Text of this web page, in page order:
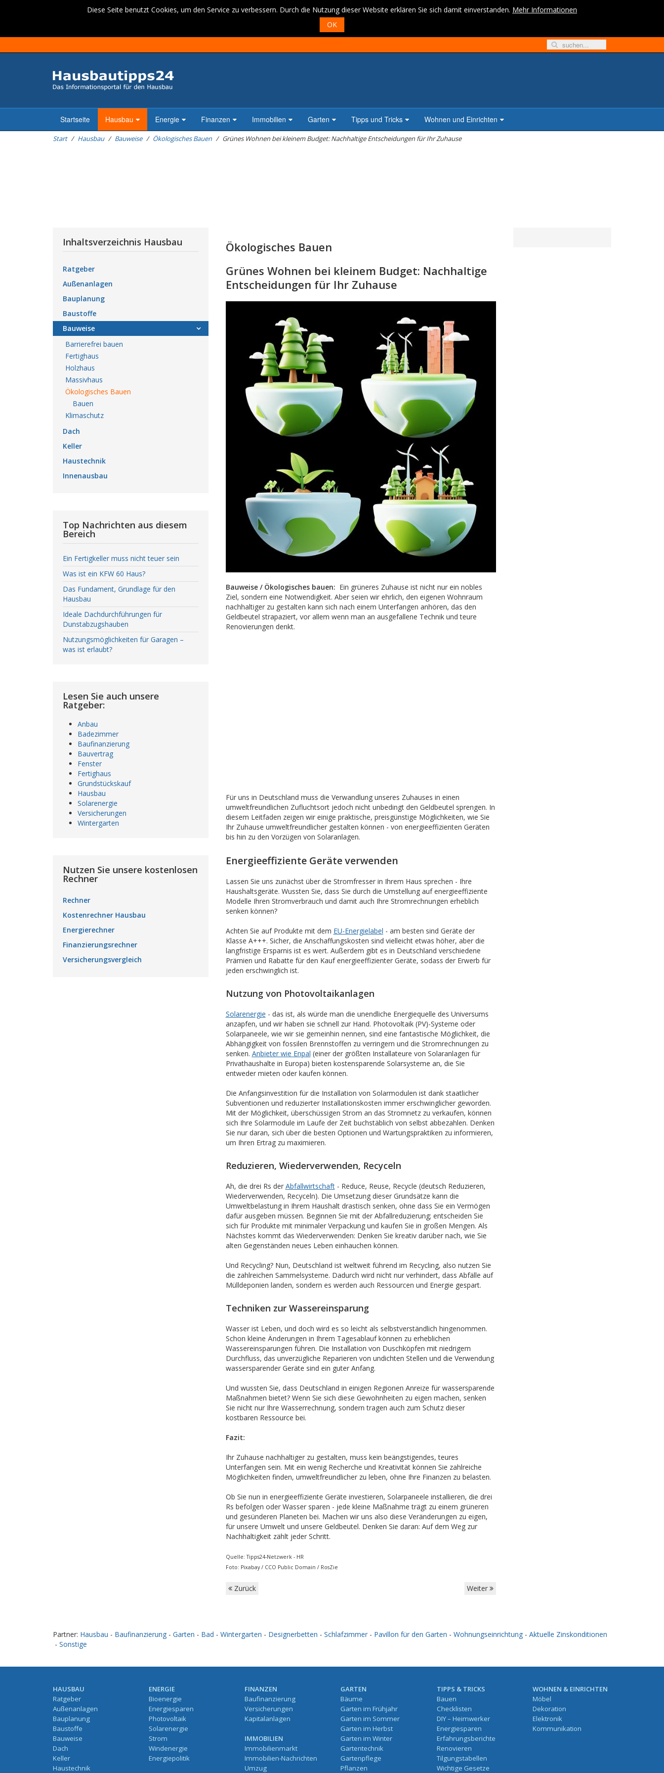
Diese Seite benutzt Cookies, um den Service zu verbessern. Durch die Nutzung dieser Website erklären Sie sich damit einverstanden. Mehr Informationen
OK
Startseite Hausbau Energie Finanzen Immobilien Garten Tipps und Tricks Wohnen und Einrichten
Start Hausbau Bauweise Ökologisches Bauen Grünes Wohnen bei kleinem Budget: Nachhaltige Entscheidungen für Ihr Zuhause
Ökologisches Bauen
Grünes Wohnen bei kleinem Budget: Nachhaltige
Entscheidungen für Ihr Zuhause
Bauweise / Ökologisches bauen: Ein grüneres Zuhause ist nicht nur ein nobles
Ziel, sondern eine Notwendigkeit. Aber seien wir ehrlich, den eigenen Wohnraum
nachhaltiger zu gestalten kann sich nach einem Unterfangen anhören, das den
Geldbeutel strapaziert, vor allem wenn man an ausgefallene Technik und teure
Renovierungen denkt.
Für uns in Deutschland muss die Verwandlung unseres Zuhauses in einen
umweltfreundlichen Zufluchtsort jedoch nicht unbedingt den Geldbeutel sprengen. In
diesem Leitfaden zeigen wir einige praktische, preisgünstige Möglichkeiten, wie Sie
Ihr Zuhause umweltfreundlicher gestalten können - von energieeffizienten Geräten
bis hin zu den Vorzügen von Solaranlagen.
Energieeffiziente Geräte verwenden
Lassen Sie uns zunächst über die Stromfresser in Ihrem Haus sprechen - Ihre
Haushaltsgeräte. Wussten Sie, dass Sie durch die Umstellung auf energieeffiziente
Modelle Ihren Stromverbrauch und damit auch Ihre Stromrechnungen erheblich
senken können?
Achten Sie auf Produkte mit dem EU-Energielabel - am besten sind Geräte der
Klasse A+++. Sicher, die Anschaffungskosten sind vielleicht etwas höher, aber die
langfristige Ersparnis ist es wert. Außerdem gibt es in Deutschland verschiedene
Prämien und Rabatte für den Kauf energieeffizienter Geräte, sodass der Erwerb für
jeden erschwinglich ist.
Nutzung von Photovoltaikanlagen
Solarenergie - das ist, als würde man die unendliche Energiequelle des Universums
anzapfen, und wir haben sie schnell zur Hand. Photovoltaik (PV)-Systeme oder
Solarpaneele, wie wir sie gemeinhin nennen, sind eine fantastische Möglichkeit, die
Abhängigkeit von fossilen Brennstoffen zu verringern und die Stromrechnungen zu
senken. Anbieter wie Enpal (einer der größten Installateure von Solaranlagen für
Privathaushalte in Europa) bieten kostensparende Solarsysteme an, die Sie
entweder mieten oder kaufen können.
Die Anfangsinvestition für die Installation von Solarmodulen ist dank staatlicher
Subventionen und reduzierter Installationskosten immer erschwinglicher geworden.
Mit der Möglichkeit, überschüssigen Strom an das Stromnetz zu verkaufen, können
sich Ihre Solarmodule im Laufe der Zeit buchstäblich von selbst abbezahlen. Denken
Sie nur daran, sich über die besten Optionen und Wartungspraktiken zu informieren,
um Ihren Ertrag zu maximieren.
Reduzieren, Wiederverwenden, Recyceln
Ah, die drei Rs der Abfallwirtschaft- Reduce, Reuse, Recycle (deutsch Reduzieren,
Wiederverwenden, Recyceln). Die Umsetzung dieser Grundsätze kann die
Umweltbelastung in Ihrem Haushalt drastisch senken, ohne dass Sie ein Vermögen
dafür ausgeben müssen. Beginnen Sie mit der Abfallreduzierung; entscheiden Sie
sich für Produkte mit minimaler Verpackung und kaufen Sie in großen Mengen. Als
Nächstes kommt das Wiederverwenden: Denken Sie kreativ darüber nach, wie Sie
alten Gegenständen neues Leben einhauchen können.
Und Recycling? Nun, Deutschland ist weltweit führend im Recycling, also nutzen Sie
die zahlreichen Sammelsysteme. Dadurch wird nicht nur verhindert, dass Abfälle auf
Mülldeponien landen, sondern es werden auch Ressourcen und Energie gespart.
Techniken zur Wassereinsparung
Wasser ist Leben, und doch wird es so leicht als selbstverständlich hingenommen.
Schon kleine Änderungen in Ihrem Tagesablauf können zu erheblichen
Wassereinsparungen führen. Die Installation von Duschköpfen mit niedrigem
Durchfluss, das unverzügliche Reparieren von undichten Stellen und die Verwendung
wassersparender Geräte sind ein guter Anfang.
Und wussten Sie, dass Deutschland in einigen Regionen Anreize für wassersparende
Maßnahmen bietet? Wenn Sie sich diese Gewohnheiten zu eigen machen, senken
Sie nicht nur Ihre Wasserrechnung, sondern tragen auch zum Schutz dieser
kostbaren Ressource bei.
Fazit:
Ihr Zuhause nachhaltiger zu gestalten, muss kein beängstigendes, teures
Unterfangen sein. Mit ein wenig Recherche und Kreativität können Sie zahlreiche
Möglichkeiten finden, umweltfreundlicher zu leben, ohne Ihre Finanzen zu belasten.
Ob Sie nun in energieeffiziente Geräte investieren, Solarpaneele installieren, die drei
Rs befolgen oder Wasser sparen - jede kleine Maßnahme trägt zu einem grüneren
und gesünderen Planeten bei. Machen wir uns also diese Veränderungen zu eigen,
für unsere Umwelt und unsere Geldbeutel. Denken Sie daran: Auf dem Weg zur
Nachhaltigkeit zählt jeder Schritt.
Quelle: Tipps24-Netzwerk - HR
Foto: Pixabay / CCO Public Domain / RosZie
Zurück Weiter
Inhaltsverzeichnis Hausbau
Ratgeber
Außenanlagen
Bauplanung
Baustoffe
Bauweise
Barrierefrei bauen
Fertighaus
Holzhaus
Massivhaus
Ökologisches Bauen
Bauen
Klimaschutz
Dach
Keller
Haustechnik
Innenausbau
Top Nachrichten aus diesem
Bereich
Ein Fertigkeller muss nicht teuer sein
Was ist ein KFW 60 Haus?
Das Fundament, Grundlage für den
Hausbau
Ideale Dachdurchführungen für
Dunstabzugshauben
Nutzungsmöglichkeiten für Garagen –
was ist erlaubt?
Lesen Sie auch unsere
Ratgeber:
Anbau
Badezimmer
Baufinanzierung
Bauvertrag
Fenster
Fertighaus
Grundstückskauf
Hausbau
Solarenergie
Versicherungen
Wintergarten
Nutzen Sie unsere kostenlosen
Rechner
Rechner
Kostenrechner Hausbau
Energierechner
Finanzierungsrechner
Versicherungsvergleich
Partner: Hausbau - Baufinanzierung - Garten - Bad - Wintergarten - Designerbetten - Schlafzimmer - Pavillon für den Garten - Wohnungseinrichtung - Aktuelle Zinskonditionen
- Sonstige
HAUSBAU
Ratgeber
Außenanlagen
Bauplanung
Baustoffe
Bauweise
Dach
Keller
Haustechnik
ENERGIE
Bioenergie
Energiesparen
Photovoltaik
Solarenergie
Strom
Windenergie
Energiepolitik
FINANZEN
Baufinanzierung
Versicherungen
Kapitalanlagen
IMMOBILIEN
Immobilienmarkt
Immobilien-Nachrichten
Umzug
GARTEN
Bäume
Garten im Frühjahr
Garten im Sommer
Garten im Herbst
Garten im Winter
Gartentechnik
Gartenpflege
Pflanzen
TIPPS & TRICKS
Bauen
Checklisten
DIY – Heimwerker
Energiesparen
Erfahrungsberichte
Renovieren
Tilgungstabellen
Wichtige Gesetze
WOHNEN & EINRICHTEN
Möbel
Dekoration
Elektronik
Kommunikation